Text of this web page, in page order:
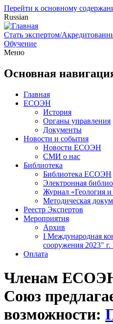
Перейти к основному
Russian
Стать экспертом/
Обучение
Меню
Основная
Главная
ЕСОЭН
История
Органы управления
Документы
Новости и события
Новости ЕСОЭН
СМИ о нас
Библиотека
Библиотека ЕСОЭН
Электронная
Журнал «Геология и
Методическая
Реестр Экспертов
Мероприятия
Архив
I Международная
сооружения 2023" г.
Оплата
Членам ЕСОЭН
Союз
возможности: